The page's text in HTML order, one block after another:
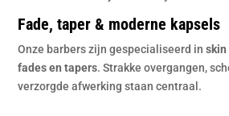
Fade, taper & moderne kapsels
Onze barbers zijn gespecialiseerd inskin
fades en tapers. Strakke overgangen,
verzorgde afwerking staan centraal.